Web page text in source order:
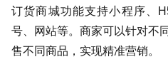
订货商城功能支持小程序、
号、网站等。商家可以针对不
售不同商品，实现精准营销。